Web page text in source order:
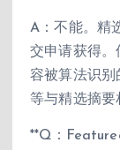
A：不能。精
交申请获得。
容被算法识
等与精选摘要
**Q：